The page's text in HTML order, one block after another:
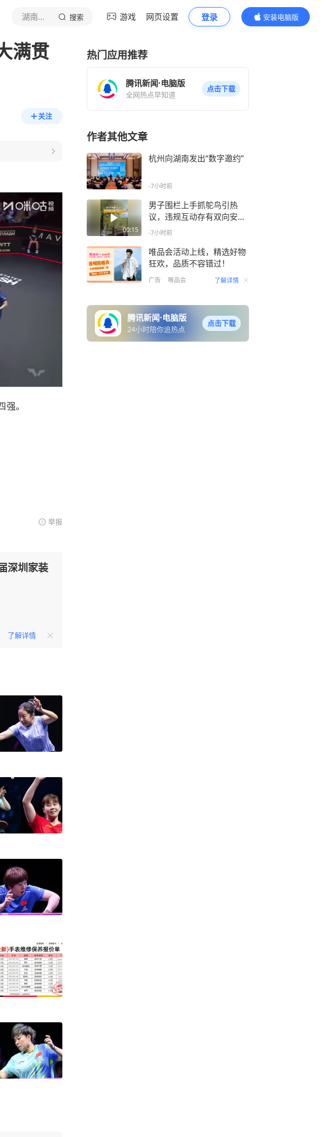
湖南日报 搜索 游戏 网页设置 登录
安装电脑版
内容更精彩
满贯
关注
强。
举报
深圳家装
了解详情
热门应用推荐
腾讯新闻·电脑版
全网热点早知道
点击下载
作者其他文章
杭州向湖南发出“数字邀约”
-7小时前
00:15
男子围栏上手抓鸵鸟引热
议，违规互动存有双向安全
隐患
-7小时前
唯品会活动上线，精选好物
狂欢，品质不容错过！
广告 唯品会 了解详情
腾讯新闻·电脑版
24小时陪你追热点
点击下载